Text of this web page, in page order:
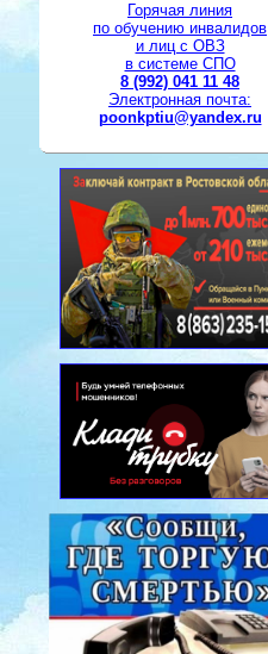
Горячая линия
по обучению инвалидов
и лиц с ОВЗ
в системе СПО
8 (992) 041 11 48
Электронная почта:
poonkptiu@yandex.ru